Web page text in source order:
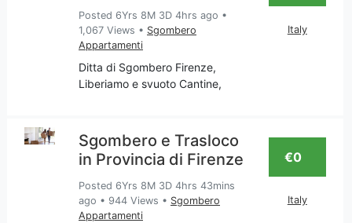
Posted 6Yrs 8M 3D 4hrs ago •
1,067 Views • Sgombero
Appartamenti
Ditta di Sgombero Firenze,
Liberiamo e svuoto Cantine,
Falegnameria. La nostra
impresa è attenta al traslocare
tutto ciò che non ti
Italy
Sgombero e Trasloco
in Provincia di Firenze
Posted 6Yrs 8M 3D 4hrs 43mins
ago • 944 Views • Sgombero
Appartamenti
€0
Italy